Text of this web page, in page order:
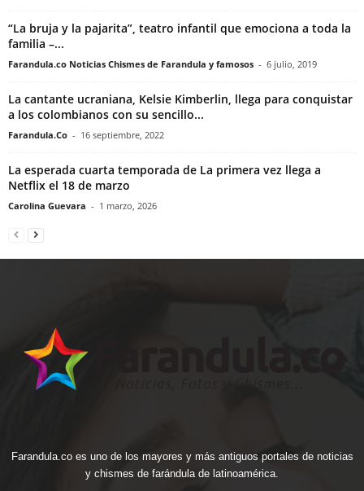
“La bruja y la pajarita”, teatro infantil que emociona a toda la
familia –...
Farandula.co Noticias Chismes de Farandula y famosos - 6 julio, 2019
La cantante ucraniana, Kelsie Kimberlin, llega para conquistar
a los colombianos con su sencillo...
Farandula.Co - 16 septiembre, 2022
La esperada cuarta temporada de La primera vez llega a
Netflix el 18 de marzo
Carolina Guevara - 1 marzo, 2026
Farandula.co es uno de los mayores y más antiguos portales de noticias
y chismes de farándula de latinoamérica.